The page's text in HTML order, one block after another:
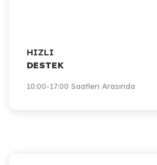
HIZLI
DESTEK
10:00-17:00 Saatleri Arasında